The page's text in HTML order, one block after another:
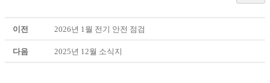
이전 2026년 1월 전기 안전 점검
다음 2025년 12월 소식지